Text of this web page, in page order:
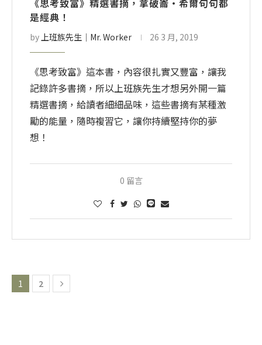
《思考致富》精選書摘，拿破崙・希爾句句都
是經典！
by上班族先生│Mr. Worker 26 3 月, 2019
《思考致富》這本書，內容很扎實又豐富，讓我
記錄許多書摘，所以上班族先生才想另外開一篇
精選書摘，給讀者細細品味，這些書摘有某種激
勵的能量，隨時複習它，讓你持續堅持你的夢
想！
0 留言
1 2